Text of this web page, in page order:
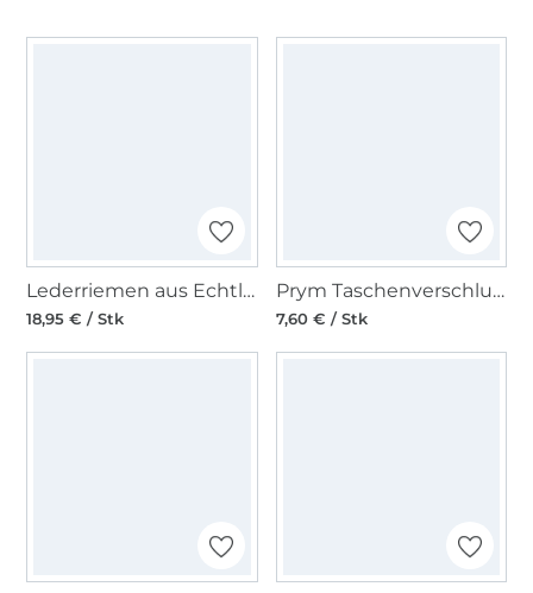
Lederriemen aus Echtleder 120 x 2cm, cognac
18,95 € / Stk
Prym Taschenverschluss Olivia
7,60 € / Stk